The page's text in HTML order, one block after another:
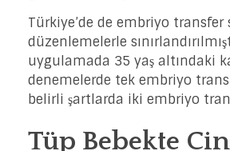
Türkiye’de de embriyo transfer
düzenlemelerle
uygulamada 35 yaş altındaki
denemelerde tek embriyo
belirli şartlarda iki embriyo
Tüp Bebekte